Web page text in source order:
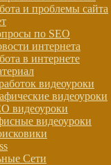
и проблемы сайта
по SEO
интернета
в интернете
видеоуроки
видеоуроки
видеоуроки
видеоуроки
Сети